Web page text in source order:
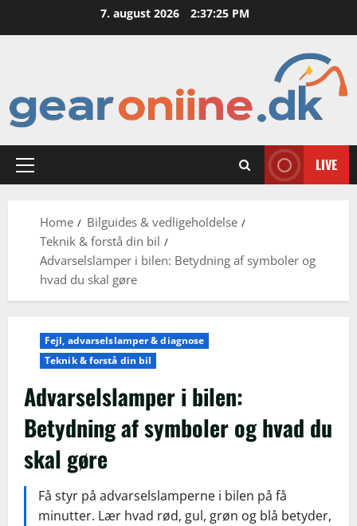
7. august 2026 2:37:26 PM
Primary
LIVE
Home
Bilguides & vedligeholdelse
Teknik & forstå din bil
Advarselslamper i bilen: Betydning af symboler og
hvad du skal gøre
Fejl, advarselslamper & diagnose
Teknik & forstå din bil
Advarselslamper i bilen:
Betydning af symboler og hvad du
skal gøre
Få styr på advarselslamperne i bilen på få
minutter. Lær hvad rød, gul, grøn og blå betyder,